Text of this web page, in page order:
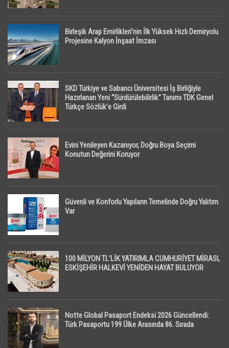
Birleşik Arap Emirlikleri’nin İlk Yüksek Hızlı Demiryolu
Projesine Kalyon İnşaat İmzası
SKD Türkiye ve Sabancı Üniversitesi İş Birliğiyle
Hazırlanan Yeni “Sürdürülebilirlik” Tanımı TDK Genel
Türkçe Sözlük’e Girdi
Evini Yenileyen Kazanıyor, Doğru Boya Seçimi
Konutun Değerini Koruyor
Güvenli ve Konforlu Yapıların Temelinde Doğru Yalıtım
Var
100 MİLYON TL’LİK YATIRIMLA CUMHURİYET MİRASI,
ESKİŞEHİR HALKEVİ YENİDEN HAYAT BULUYOR
Notte Global Pasaport Endeksi 2026 Güncellendi:
Türk Pasaportu 199 Ülke Arasında 86. Sırada